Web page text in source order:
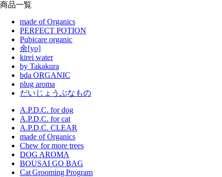
商品一覧
made of Organics
PERFECT POTION
Pubicare organic
余[yo]
kirei water
by Takakura
bda ORGANIC
plug aroma
だいじょうぶなもの
A.P.D.C. for dog
A.P.D.C. for cat
A.P.D.C. CLEAR
made of Organics
Chew for more trees
DOG AROMA
BOUSAI GO BAG
Cat Grooming Program